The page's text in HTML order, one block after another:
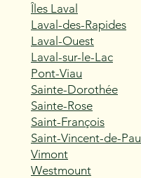
Îles Laval
Laval-des-Rapides
Laval-Ouest
Laval-sur-le-Lac
Pont-Viau
Sainte-Dorothée
Sainte-Rose
Saint-François
Saint-Vincent-de-Paul
Vimont
Westmount